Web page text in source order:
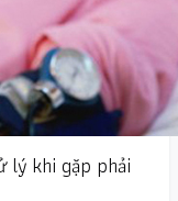
lý khi gặp phải